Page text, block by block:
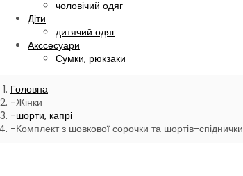
чоловічий одяг
Діти
дитячий одяг
Акссесуари
Сумки, рюкзаки
Головна
Жінки
шорти, капрі
Комплект з шовкової сорочки та шортів-спіднички